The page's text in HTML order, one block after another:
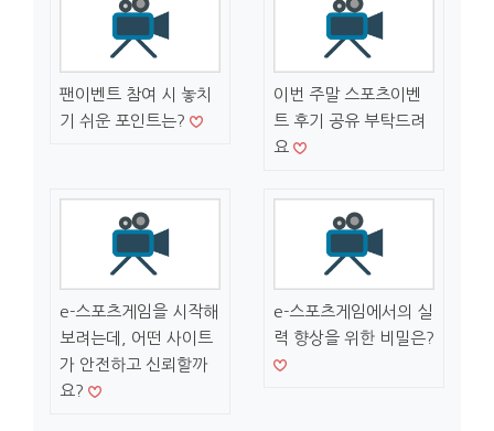
팬이벤트 참여 시 놓치
기 쉬운 포인트는?
이번 주말 스포츠이벤
트 후기 공유 부탁드려
요
e-스포츠게임을 시작해
보려는데, 어떤 사이트
가 안전하고 신뢰할까
요?
e-스포츠게임에서의 실
력 향상을 위한 비밀은?